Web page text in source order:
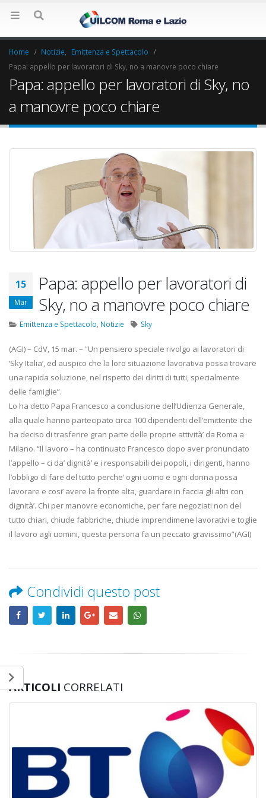
Home Notizie,
Emittenza e Spettacolo
Papa: appello per lavoratori di Sky, no a manovre poco chiare
Papa: appello per lavoratori di Sky, no
a manovre poco chiare
15
Mar
Papa: appello per lavoratori di
Sky, no a manovre poco chiare
Emittenza e Spettacolo Notizie Sky
(AGI) – CdV, 15 mar. – “Un pensiero speciale rivolgo ai lavoratori di
‘Sky Italia’, ed auspico che la loro situazione lavorativa possa trovare
una rapida soluzione, nel rispetto dei diritti di tutti, specialmente
delle famiglie”.
Lo ha detto Papa Francesco a conclusione dell’Udienza Generale,
alla quale hanno partecipato circa 100 dipendenti dell’emittente che
ha deciso di trasferire gran parte delle proprie attività’ da Roma a
Milano. “Il lavoro – ha continuato Francesco dopo aver pronunciato
l’appello – ci da’ dignità’ e i responsabili dei popoli, i dirigenti, hanno
l’obbligo di fare del tutto perche’ ogni uomo e ogni donna possa
lavorare e cosi’ avere la fronte alta, guardare in faccia gli altri con
dignità’. Chi per manovre economiche, per fare negoziati non del
tutto chiari, chiude fabbriche, chiude imprendimene lavorativi e toglie
il lavoro agli uomini, questa persona fa un peccato gravissimo”(AGI)
Condividi questo post
ARTICOLI CORRELATI
Elezioni RSU Mediaset
R.T.I.
16 Giugno 2022
Convenzione Armonia
Centro Estetico
20 Gennaio 2022
Elezioni RSU
Elezioni RSU
Digitali
Telecom:
lo scorporo
21 Giugno 2022